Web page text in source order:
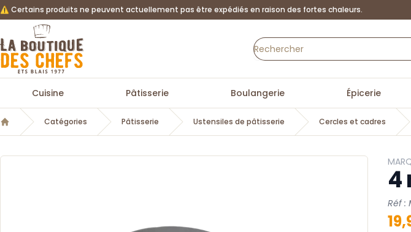
⚠️ Certains produits ne peuvent actuellement pas être expédiés en raison des fortes chaleurs.
La Boutique des chefs
Cuisine Pâtisserie Boulangerie Épicerie
Accueil
Catégories Pâtisserie Ustensiles de pâtisserie Cercles et cadres
4
Réf :